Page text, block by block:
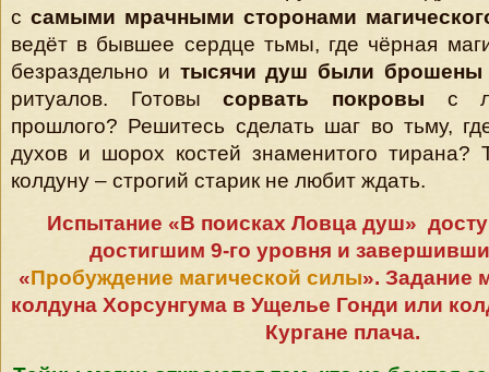
с самыми мрачными сторонами
ведёт в бывшее сердце тьмы, где чёрная
безраздельно и тысячи душ были брошены
ритуалов. Готовысорвать покровы с
прошлого? Решитесь сделать шаг во тьму,
духов и шорох костей знаменитого тирана?
колдуну – строгий старик не любит ждать.
Испытание «В поисках Ловца душ»
достигшим 9-го уровня и
«Пробуждение магической силы». Задание
колдуна Хорсунгума в Ущелье Гонди или
Кургане плача.